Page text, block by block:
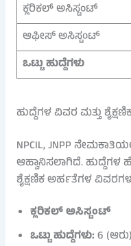
ಕ್ಲರಿಕಲ್ ಅಸಿಸ್ಟಂಟ್
ಆಫೀಸ್ ಅಸಿಸ್ಟಂಟ್
ಒಟ್ಟು ಹುದ್ದೆಗಳು
ಹುದ್ದೆಗಳ ವಿವರ ಮತ್ತು
NPCIL, JNPP
ಆಹ್ವಾನಿಸಲಾಗಿದೆ. ಹುದ್ದೆಗಳ
ಶೈಕ್ಷಣಿಕ ಅರ್ಹತೆಗಳ
ಕ್ಲರಿಕಲ್ ಅಸಿಸ್ಟಂಟ್
ಒಟ್ಟು ಹುದ್ದೆಗಳು:6 (ಆರು)